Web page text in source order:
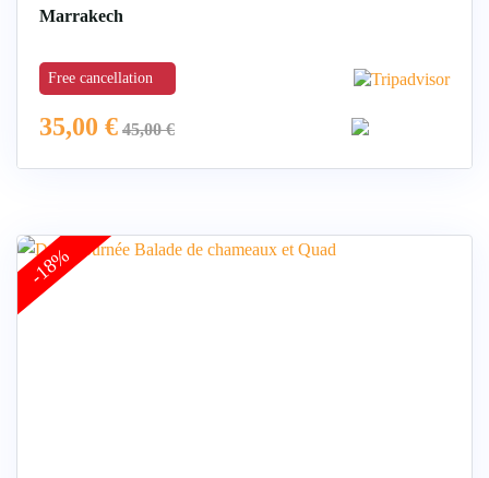
Marrakech
Free cancellation
35,00 € 45,00€
-18%